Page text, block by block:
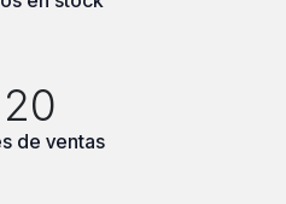
de ventas